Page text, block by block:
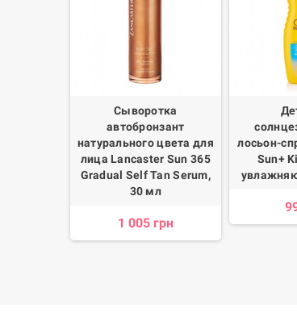
Сыворотка
автобронзант
натурального цвета для
лица Lancaster Sun 365
Gradual Self Tan Serum,
30 мл
1 005 грн
лосьон-
Sun+